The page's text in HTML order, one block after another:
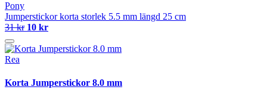
Pony
Jumperstickor korta storlek 5.5 mm längd 25 cm
31 kr 10 kr
Rea
Korta Jumperstickor 8.0 mm